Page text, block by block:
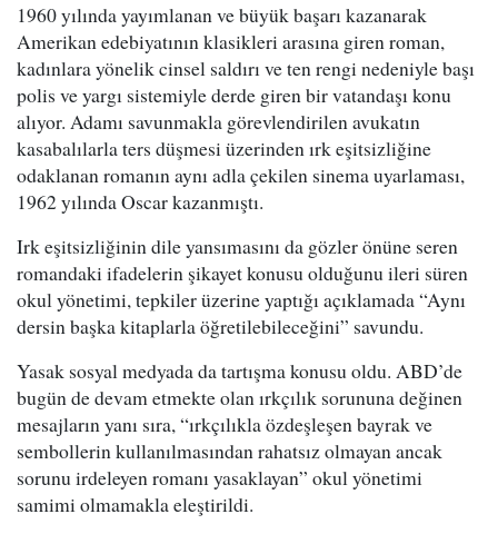
1960 yılında yayımlanan ve büyük başarı kazanarak
Amerikan edebiyatının klasikleri arasına giren roman,
kadınlara yönelik cinsel saldırı ve ten rengi nedeniyle başı
polis ve yargı sistemiyle derde giren bir vatandaşı konu
alıyor. Adamı savunmakla görevlendirilen avukatın
kasabalılarla ters düşmesi üzerinden ırk eşitsizliğine
odaklanan romanın aynı adla çekilen sinema uyarlaması,
1962 yılında Oscar kazanmıştı.
Irk eşitsizliğinin dile yansımasını da gözler önüne seren
romandaki ifadelerin şikayet konusu olduğunu ileri süren
okul yönetimi, tepkiler üzerine yaptığı açıklamada “Aynı
dersin başka kitaplarla öğretilebileceğini” savundu.
​Yasak sosyal medyada da tartışma konusu oldu. ABD’de
bugün de devam etmekte olan ırkçılık sorununa değinen
mesajların yanı sıra, “ırkçılıkla özdeşleşen bayrak ve
sembollerin kullanılmasından rahatsız olmayan ancak
sorunu irdeleyen romanı yasaklayan” okul yönetimi
samimi olmamakla eleştirildi.